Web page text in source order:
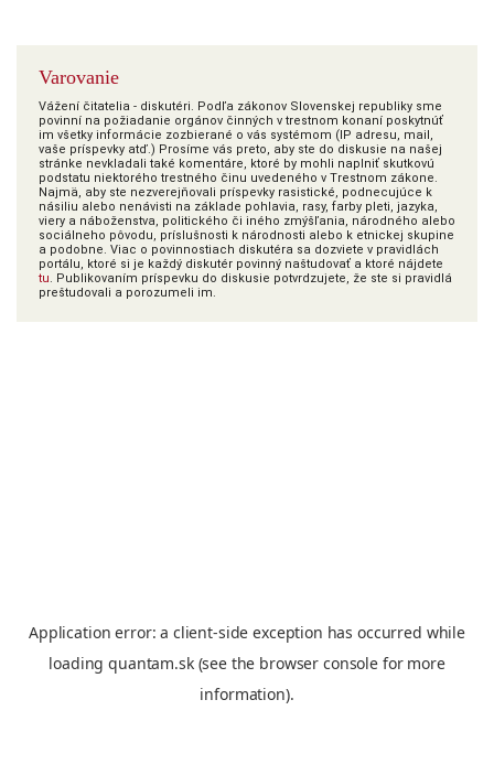
Varovanie
Vážení čitatelia - diskutéri. Podľa zákonov Slovenskej republiky sme
povinní na požiadanie orgánov činných v trestnom konaní poskytnúť
im všetky informácie zozbierané o vás systémom (IP adresu, mail,
vaše príspevky atď.) Prosíme vás preto, aby ste do diskusie na našej
stránke nevkladali také komentáre, ktoré by mohli naplniť skutkovú
podstatu niektorého trestného činu uvedeného v Trestnom zákone.
Najmä, aby ste nezverejňovali príspevky rasistické, podnecujúce k
násiliu alebo nenávisti na základe pohlavia, rasy, farby pleti, jazyka,
viery a náboženstva, politického či iného zmýšľania, národného alebo
sociálneho pôvodu, príslušnosti k národnosti alebo k etnickej skupine
a podobne. Viac o povinnostiach diskutéra sa dozviete v pravidlách
portálu, ktoré si je každý diskutér povinný naštudovať a ktoré nájdete
tu. Publikovaním príspevku do diskusie potvrdzujete, že ste si pravidlá
preštudovali a porozumeli im.